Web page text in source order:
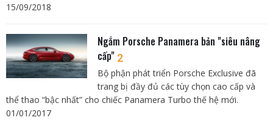
15/09/2018
Ngắm Porsche Panamera bản "siêu nâng
cấp" 2
Bộ phận phát triển Porsche Exclusive đã
trang bị đầy đủ các tùy chọn cao cấp và
thể thao “bậc nhất” cho chiếc Panamera Turbo thế hệ mới.
01/01/2017